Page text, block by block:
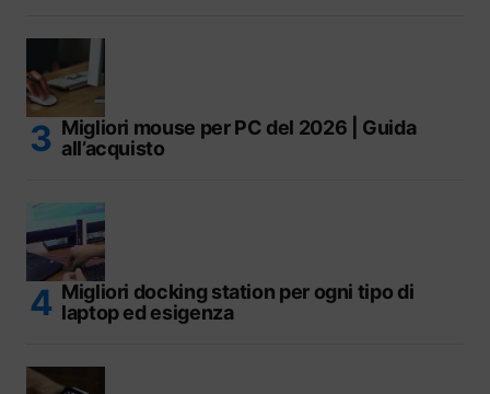
Migliori mouse per PC del 2026 | Guida
all’acquisto
Migliori docking station per ogni tipo di
laptop ed esigenza